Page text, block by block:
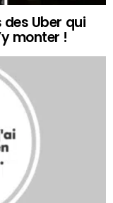
Uber qui
monter !